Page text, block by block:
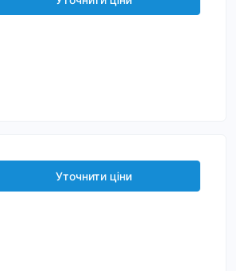
Уточнити ціни